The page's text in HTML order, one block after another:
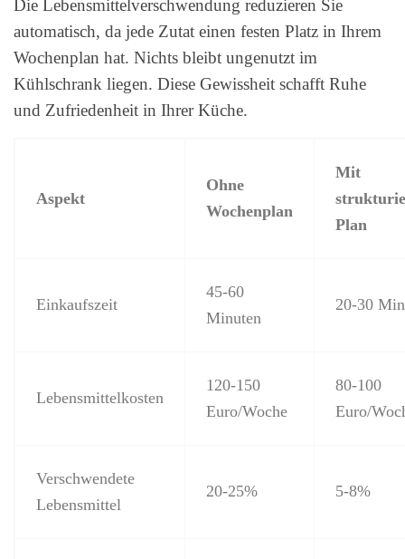
Die Lebensmittelverschwendung reduzieren Sie
automatisch, da jede Zutat einen festen Platz in Ihrem
Wochenplan hat. Nichts bleibt ungenutzt im
Kühlschrank liegen. Diese Gewissheit schafft Ruhe
und Zufriedenheit in Ihrer Küche.
Aspekt
Ohne
Wochenplan
Mit
Plan
Einkaufszeit
45-60
Minuten
20-30
Lebensmittelkosten
120-150
Euro/Woche
80-100
Euro/
Verschwendete
Lebensmittel
20-25% 5-8%